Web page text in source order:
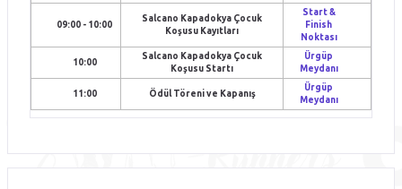
09:00 - 10:00
Salcano Kapadokya Çocuk
Koşusu Kayıtları
Start &
Finish
Noktası
10:00
Salcano Kapadokya Çocuk
Koşusu Startı
Ürgüp
Meydanı
11:00 Ödül Töreni ve Kapanış
Ürgüp
Meydanı